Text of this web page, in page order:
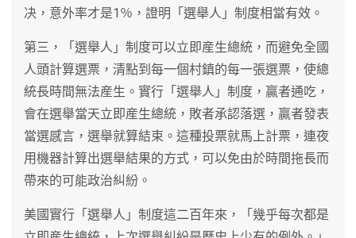
决，意外率才是1％，證明「選舉人」制度相當有效。
第三，「選舉人」制度可以立即産生總統，而避免全國
人頭計算選票，清點到每一個村鎮的每一張選票，使總
統長時間無法産生。實行「選舉人」制度，贏者通吃，
會在選舉當天立即産生總統，敗者承認落選，贏者發表
當選感言，選舉就算結束。這種投票就馬上計票，連夜
用機器計算出選舉結果的方式，可以免由於時間拖長而
帶來的可能政治糾紛。
美國實行「選舉人」制度這二百年來，「幾乎每次都是